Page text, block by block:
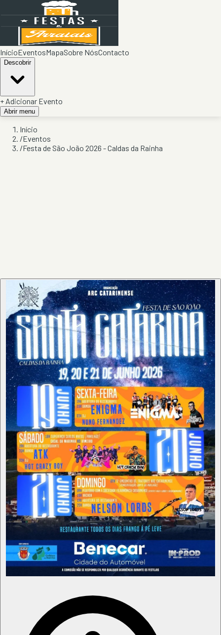
InícioEventosMapaSobre NósContacto
Descobrir
+ Adicionar Evento
Abrir menu
Início
/Eventos
/Festa de São João 2026 - Caldas da Rainha